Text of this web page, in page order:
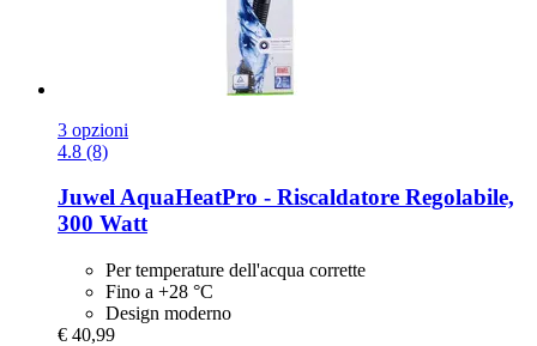
3 opzioni
4.8 (8)
JuwelAquaHeatPro -​ Riscaldatore Regolabile,
300 Watt
Per temperature dell'acqua corrette
Fino a +28 °C
Design moderno
€ 40,99